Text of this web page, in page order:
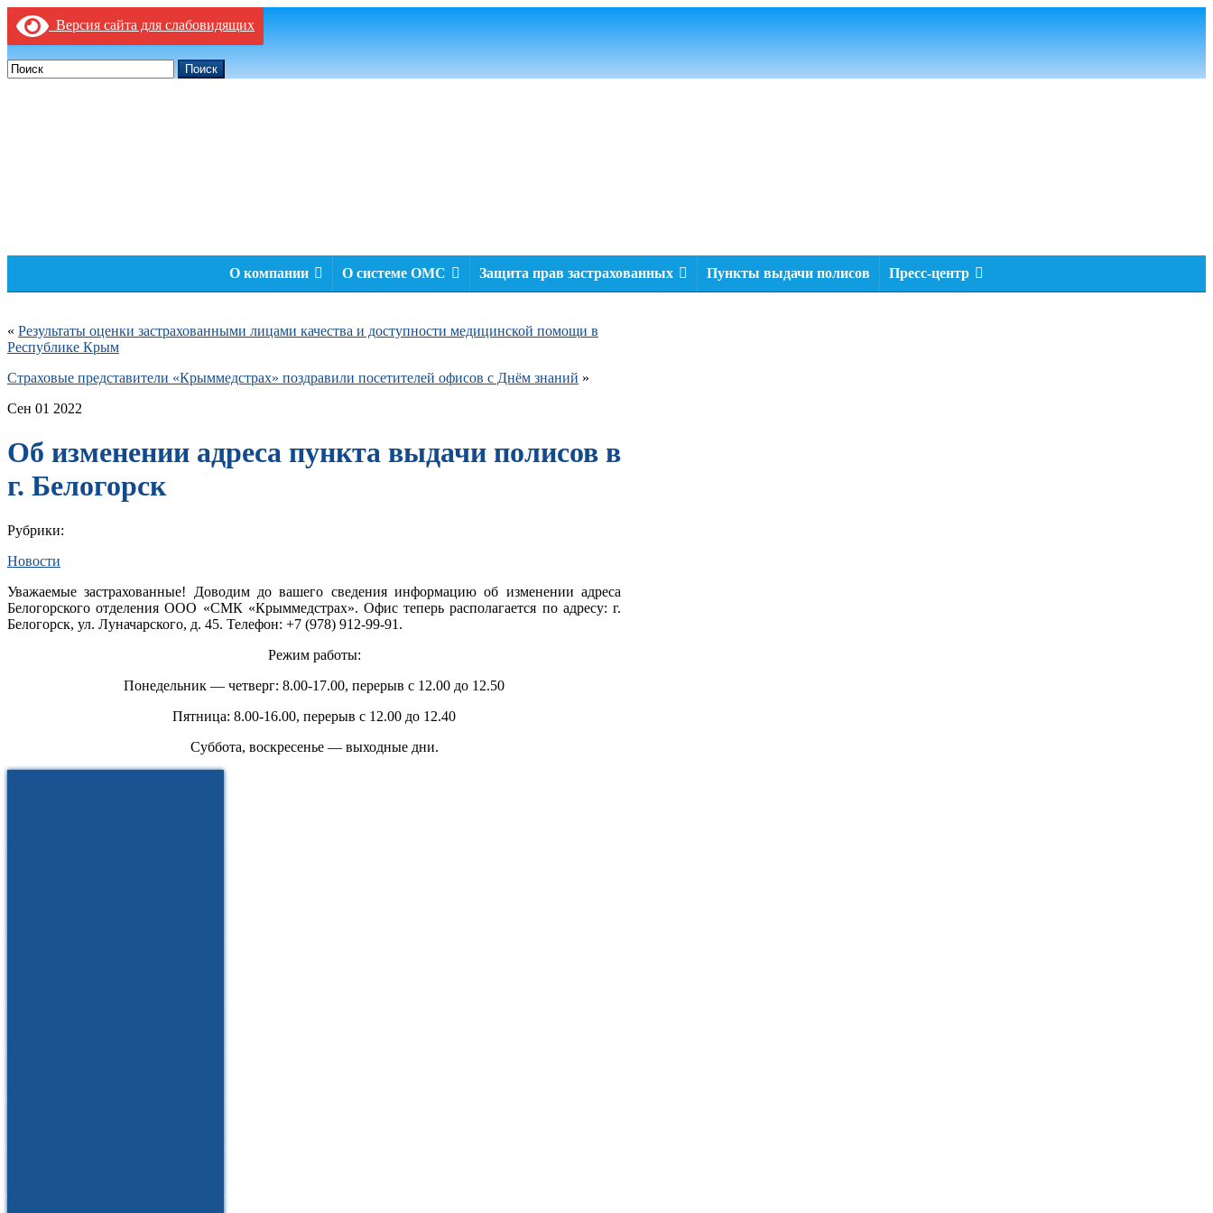
Версия сайта для слабовидящих
Поиск
О компании О системе ОМС Защита прав застрахованных Пункты выдачи полисов Пресс-центр
« Результаты оценки застрахованными лицами качества и доступности медицинской помощи в
Республике Крым
Страховые представители «Крыммедстрах» поздравили посетителей офисов с Днём знаний »
Сен 01 2022
Об изменении адреса пункта выдачи полисов в
г. Белогорск
Рубрики:
Новости
Уважаемые застрахованные! Доводим до вашего сведения информацию об изменении адреса
Белогорского отделения ООО «СМК «Крыммедстрах». Офис теперь располагается по адресу: г.
Белогорск, ул. Луначарского, д. 45. Телефон: +7 (978) 912-99-91.
Режим работы:
Понедельник — четверг: 8.00-17.00, перерыв с 12.00 до 12.50
Пятница: 8.00-16.00, перерыв с 12.00 до 12.40
Суббота, воскресенье — выходные дни.